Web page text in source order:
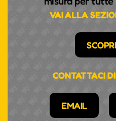
VAI ALLA
CONTATTACI
EMAIL